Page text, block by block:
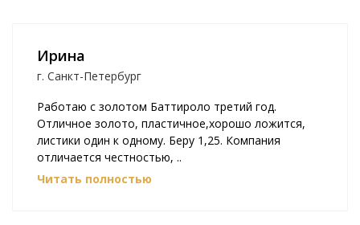
Ирина
г. Санкт-Петербург
Работаю с золотом Баттироло третий год.
Отличное золото, пластичное,хорошо ложится,
листики один к одному. Беру 1,25. Компания
отличается честностью, ..
Читать полностью